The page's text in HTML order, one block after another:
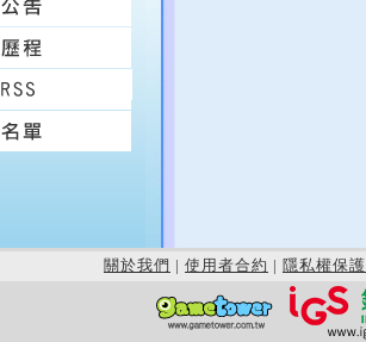
關於我們 | 使用者合約 | 隱私權保護